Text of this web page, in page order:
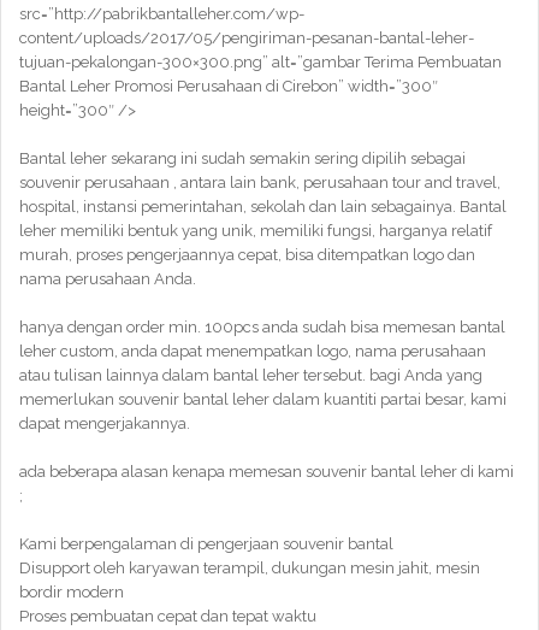
src=”http://pabrikbantalleher.com/wp-
content/uploads/2017/05/pengiriman-pesanan-bantal-leher-
tujuan-pekalongan-300×300.png” alt=”gambar Terima Pembuatan
Bantal Leher Promosi Perusahaan di Cirebon” width=”300″
height=”300″ />
Bantal leher sekarang ini sudah semakin sering dipilih sebagai
souvenir perusahaan , antara lain bank, perusahaan tour and travel,
hospital, instansi pemerintahan, sekolah dan lain sebagainya. Bantal
leher memiliki bentuk yang unik, memiliki fungsi, harganya relatif
murah, proses pengerjaannya cepat, bisa ditempatkan logo dan
nama perusahaan Anda.
hanya dengan order min. 100pcs anda sudah bisa memesan bantal
leher custom, anda dapat menempatkan logo, nama perusahaan
atau tulisan lainnya dalam bantal leher tersebut. bagi Anda yang
memerlukan souvenir bantal leher dalam kuantiti partai besar, kami
dapat mengerjakannya.
ada beberapa alasan kenapa memesan souvenir bantal leher di kami
;
Kami berpengalaman di pengerjaan souvenir bantal
Disupport oleh karyawan terampil, dukungan mesin jahit, mesin
bordir modern
Proses pembuatan cepat dan tepat waktu